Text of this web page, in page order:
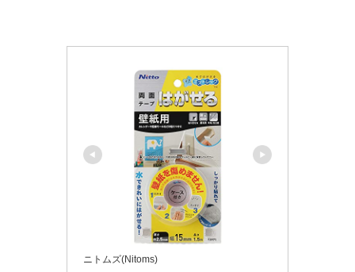
ニトムズ(Nitoms)